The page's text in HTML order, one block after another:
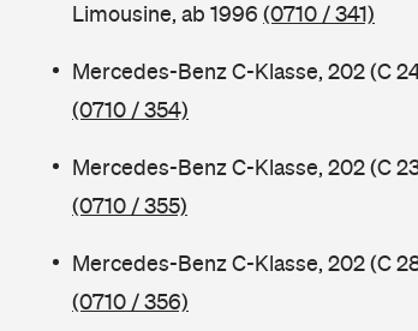
Limousine, ab 1996 (0710 / 341)
Mercedes-Benz C-Klasse, 202 (C
(0710 / 354)
Mercedes-Benz C-Klasse, 202 (C
(0710 / 355)
Mercedes-Benz C-Klasse, 202 (C
(0710 / 356)